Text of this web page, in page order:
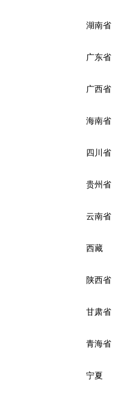
湖南省
广东省
广西省
海南省
四川省
贵州省
云南省
西藏
陕西省
甘肃省
青海省
宁夏